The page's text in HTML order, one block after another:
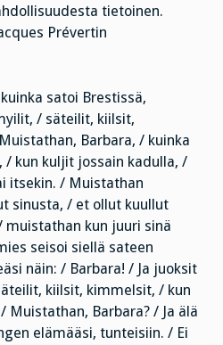
tietoinen.
Prévertin
satoi Brestissä,
/ säteilit, kiilsit,
Barbara, / kuinka
/ kun kuljit jossain kadulla, /
itsekin. / Muistathan
sinusta, / et ollut kuullut
kun juuri sinä
seisoi siellä sateen
näin: / Barbara! / Ja juoksit
kiilsit, kimmelsit, / kun
Muistathan, Barbara? / Ja älä
elämääsi, tunteisiin. / Ei